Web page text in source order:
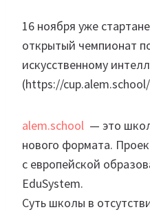
16 ноября уже
открытый чемпионат
искусственному
(https://
alem.school — это
нового формата.
с европейской
EduSystem.
Суть школы в